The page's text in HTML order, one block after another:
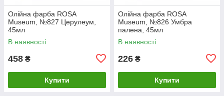
Олійна фарба ROSA
Museum, №827 Церулеум,
45мл
В наявності
458 ₴
Купити
Олійна фарба ROSA
Museum, №826 Умбра
палена, 45мл
В наявності
226 ₴
Купити